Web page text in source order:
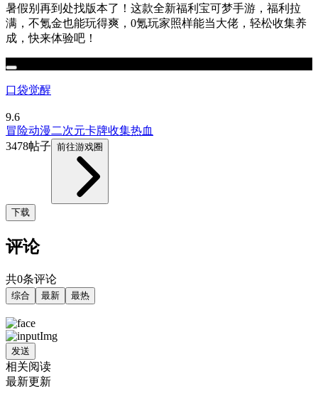
暑假别再到处找版本了！这款全新福利宝可梦手游，福利拉
满，不氪金也能玩得爽，0氪玩家照样能当大佬，轻松收集养
成，快来体验吧！
口袋觉醒
9.6
冒险动漫二次元卡牌收集热血
3478帖子 前往游戏圈
下载
评论
共0条评论
综合 最新 最热
发送
相关阅读
最新更新